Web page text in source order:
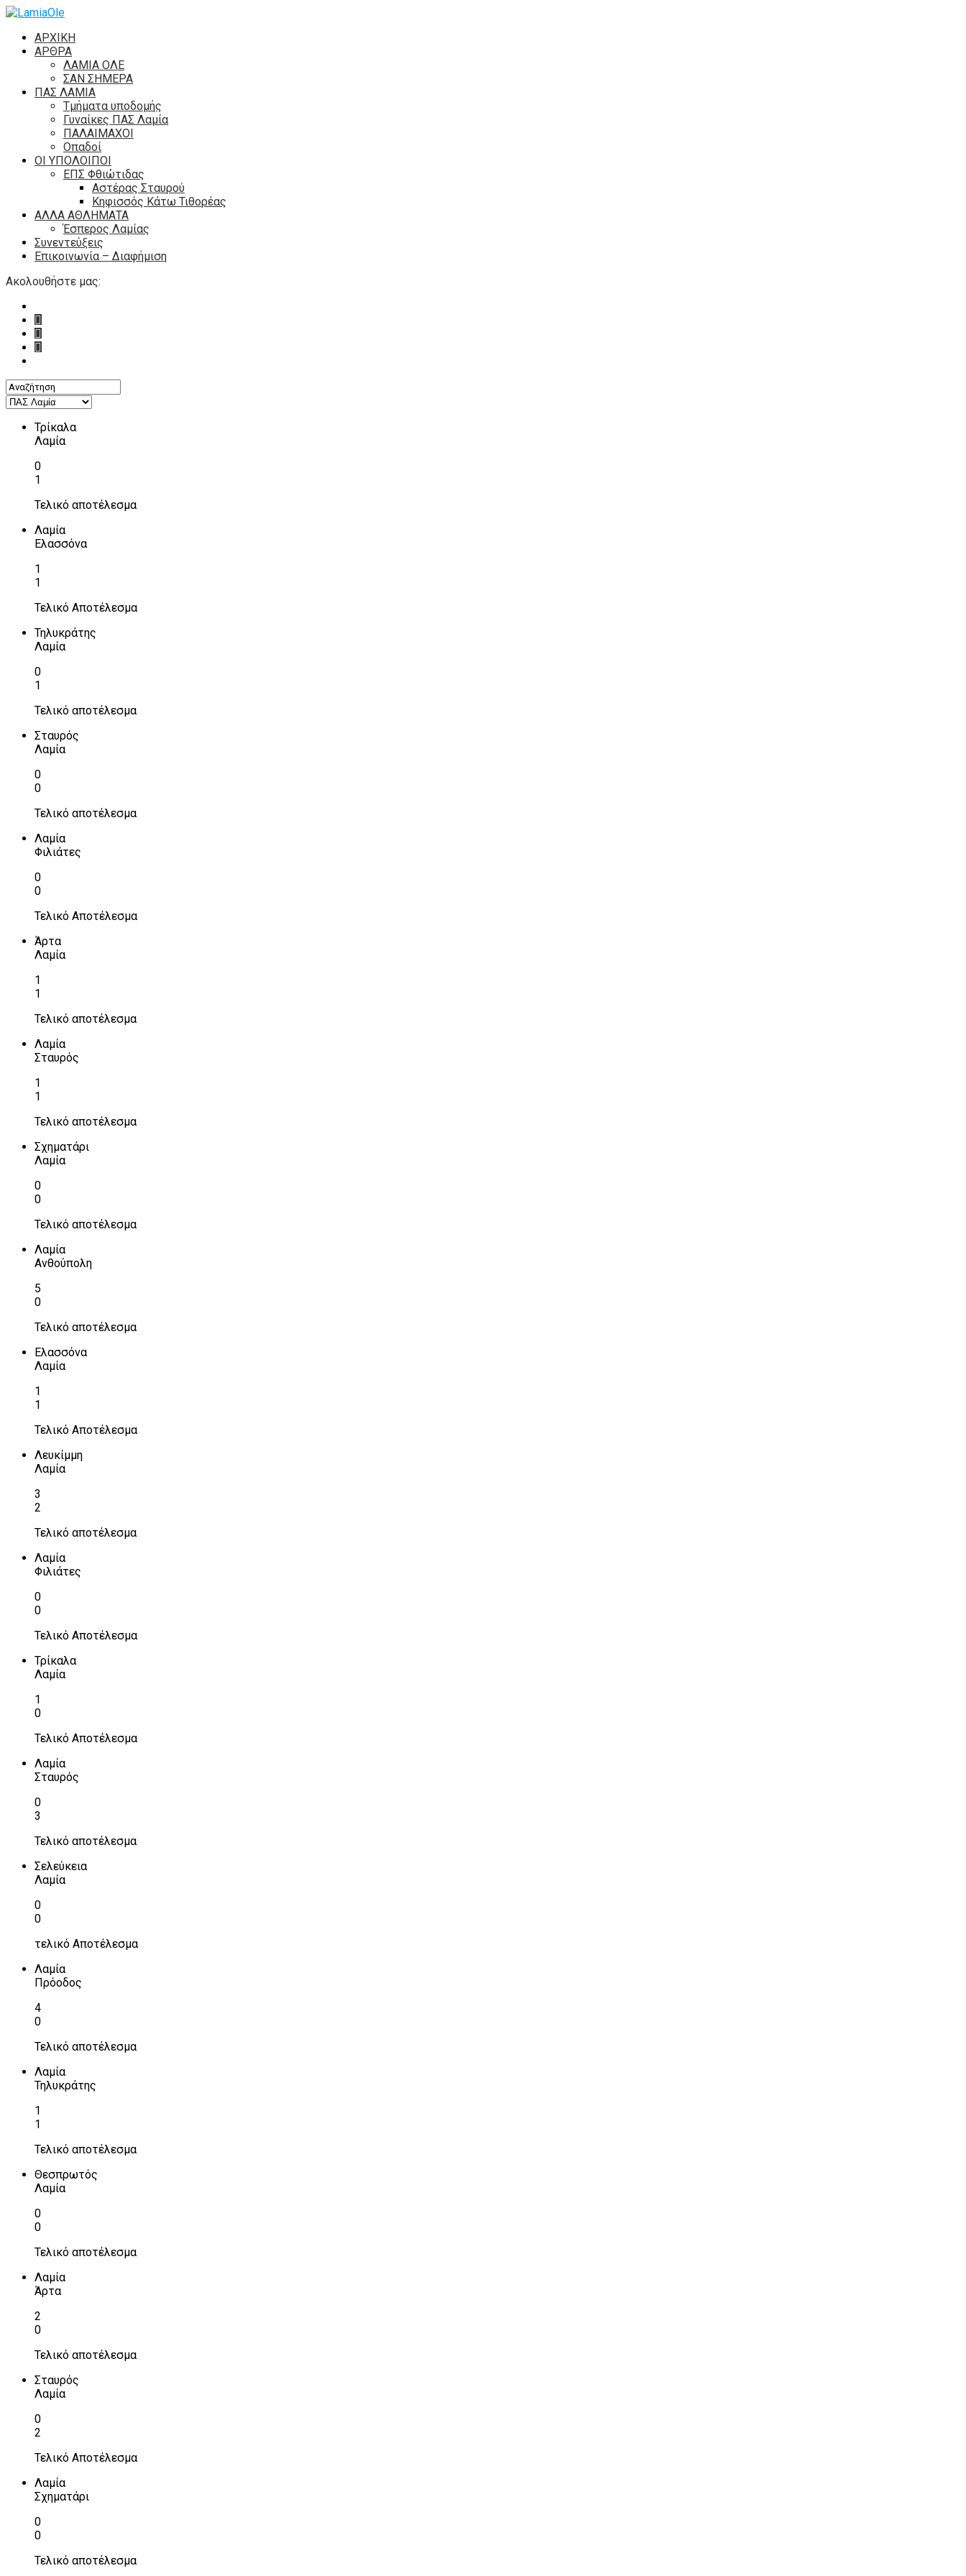
ΑΡΧΙΚΗ
ΑΡΘΡΑ
ΛΑΜΙΑ ΟΛΕ
ΣΑΝ ΣΗΜΕΡΑ
ΠΑΣ ΛΑΜΙΑ
Τμήματα υποδομής
Γυναίκες ΠΑΣ Λαμία
ΠΑΛΑΙΜΑΧΟΙ
Οπαδοί
ΟΙ ΥΠΟΛΟΙΠΟΙ
ΕΠΣ Φθιώτιδας
Αστέρας Σταυρού
Κηφισσός Κάτω Τιθορέας
ΑΛΛΑ ΑΘΛΗΜΑΤΑ
Έσπερος Λαμίας
Συνεντεύξεις
Επικοινωνία – Διαφήμιση
Ακολουθήστε μας:
Τρίκαλα
Λαμία
0
1
Τελικό αποτέλεσμα
Λαμία
Ελασσόνα
1
1
Τελικό Αποτέλεσμα
Τηλυκράτης
Λαμία
0
1
Τελικό αποτέλεσμα
Σταυρός
Λαμία
0
0
Τελικό αποτέλεσμα
Λαμία
Φιλιάτες
0
0
Τελικό Αποτέλεσμα
Άρτα
Λαμία
1
1
Τελικό αποτέλεσμα
Λαμία
Σταυρός
1
1
Τελικό αποτέλεσμα
Σχηματάρι
Λαμία
0
0
Τελικό αποτέλεσμα
Λαμία
Ανθούπολη
5
0
Τελικό αποτέλεσμα
Ελασσόνα
Λαμία
1
1
Τελικό Αποτέλεσμα
Λευκίμμη
Λαμία
3
2
Τελικό αποτέλεσμα
Λαμία
Φιλιάτες
0
0
Τελικό Αποτέλεσμα
Τρίκαλα
Λαμία
1
0
Τελικό Αποτέλεσμα
Λαμία
Σταυρός
0
3
Τελικό αποτέλεσμα
Σελεύκεια
Λαμία
0
0
τελικό Αποτέλεσμα
Λαμία
Πρόοδος
4
0
Τελικό αποτέλεσμα
Λαμία
Τηλυκράτης
1
1
Τελικό αποτέλεσμα
Θεσπρωτός
Λαμία
0
0
Τελικό αποτέλεσμα
Λαμία
Άρτα
2
0
Τελικό αποτέλεσμα
Σταυρός
Λαμία
0
2
Τελικό Αποτέλεσμα
Λαμία
Σχηματάρι
0
0
Τελικό αποτέλεσμα